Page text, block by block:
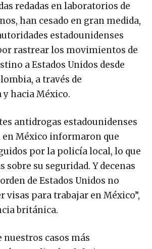
redadas en laboratorios de
han cesado en gran medida,
estadounidenses
rastrear los movimientos de
a Estados Unidos desde
a través de
hacia México.
antidrogas estadounidenses
en México informaron que
por la policía local, lo que
sobre su seguridad. Y decenas
de Estados Unidos no
visas para trabajar en México”,
británica.
nuestros casos más